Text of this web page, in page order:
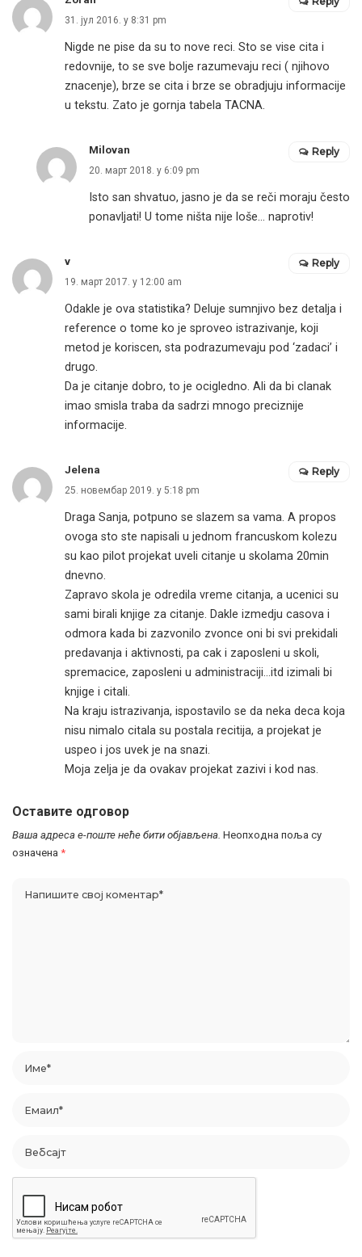
31. јул 2016. у 8:31 pm
Nigde ne pise da su to nove reci. Sto se vise cita i
redovnije, to se sve bolje razumevaju reci ( njihovo
znacenje), brze se cita i brze se obradjuju informacije
u tekstu. Zato je gornja tabela TACNA.
Milovan
20. март 2018. у 6:09 pm
Isto san shvatuo, jasno je da se reči moraju često
ponavljati! U tome ništa nije loše… naprotiv!
Reply
v
19. март 2017. у 12:00 am
Odakle je ova statistika? Deluje sumnjivo bez detalja i
reference o tome ko je sproveo istrazivanje, koji
metod je koriscen, sta podrazumevaju pod ‘zadaci’ i
drugo.
Da je citanje dobro, to je ocigledno. Ali da bi clanak
imao smisla traba da sadrzi mnogo preciznije
informacije.
Reply
Jelena
25. новембар 2019. у 5:18 pm
Draga Sanja, potpuno se slazem sa vama. A propos
ovoga sto ste napisali u jednom francuskom kolezu
su kao pilot projekat uveli citanje u skolama 20min
dnevno.
Zapravo skola je odredila vreme citanja, a ucenici su
sami birali knjige za citanje. Dakle izmedju casova i
odmora kada bi zazvonilo zvonce oni bi svi prekidali
predavanja i aktivnosti, pa cak i zaposleni u skoli,
spremacice, zaposleni u administraciji…itd izimali bi
knjige i citali.
Na kraju istrazivanja, ispostavilo se da neka deca koja
nisu nimalo citala su postala recitija, a projekat je
uspeo i jos uvek je na snazi.
Moja zelja je da ovakav projekat zazivi i kod nas.
Reply
Оставите одговор
Ваша адреса е-поште неће бити објављена. Неопходна поља су
означена *